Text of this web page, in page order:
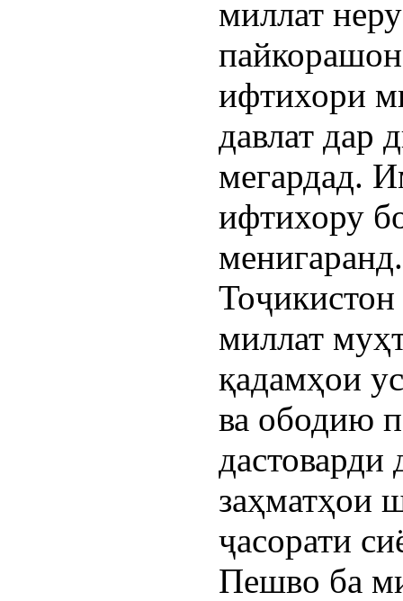
миллат
ифтихори
давлат дар
мегардад.
ифтихору
миллат
қадамҳои
ва ободию
заҳматҳои
ҷасорати
Пешво ба